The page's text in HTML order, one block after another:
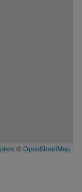
©OpenStreetMap